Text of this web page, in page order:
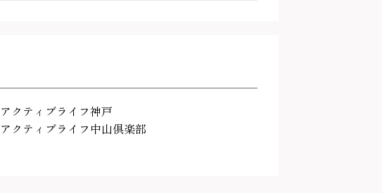
アクティブライフ神戸
アクティブライフ中山倶楽部